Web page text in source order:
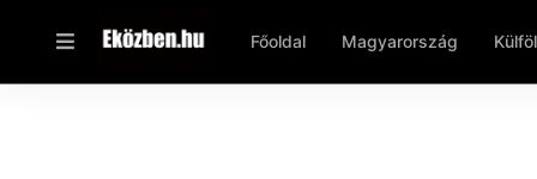
Főoldal Magyarország